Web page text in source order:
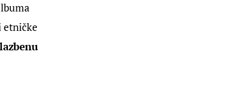
etničke